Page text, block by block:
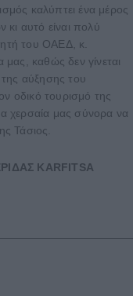
καλύπτει ένα μέρος
αυτό είναι πολύ
του ΟΑΕΔ, κ.
καθώς δεν γίνεται
της αύξησης του
οδικό τουρισμό της
χερσαία μας σύνορα να
Τάσιος.
KARFITSA